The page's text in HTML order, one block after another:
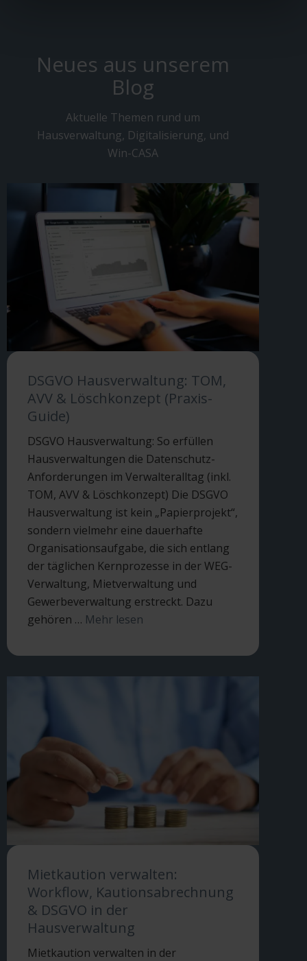
Neues aus unserem
Blog
Aktuelle Themen rund um
Hausverwaltung, Digitalisierung, und
Win-CASA
DSGVO Hausverwaltung: TOM,
AVV & Löschkonzept (Praxis-
Guide)
DSGVO Hausverwaltung: So erfüllen
Hausverwaltungen die Datenschutz-
Anforderungen im Verwalteralltag (inkl.
TOM, AVV & Löschkonzept) Die DSGVO
Hausverwaltung ist kein „Papierprojekt“,
sondern vielmehr eine dauerhafte
Organisationsaufgabe, die sich entlang
der täglichen Kernprozesse in der WEG-
Verwaltung, Mietverwaltung und
Gewerbeverwaltung erstreckt. Dazu
gehören … Mehr lesen
Mietkaution verwalten:
Workflow, Kautionsabrechnung
& DSGVO in der
Hausverwaltung
Mietkaution verwalten in der